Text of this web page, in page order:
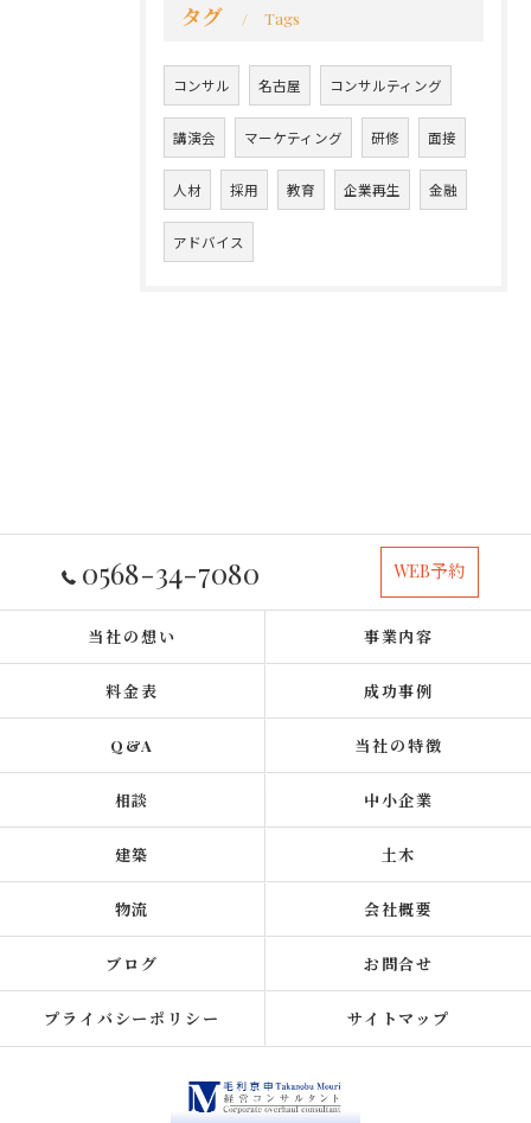
タグ Tags
コンサル 名古屋 コンサルティング
講演会 マーケティング 研修 面接
人材 採用 教育 企業再生 金融
アドバイス
0568-34-7080 WEB予約
当社の想い 事業内容
料金表 成功事例
Q&A 当社の特徴
相談 中小企業
建築 土木
物流 会社概要
ブログ お問合せ
プライバシーポリシー サイトマップ